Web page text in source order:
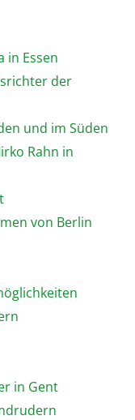
in Essen
der
und im Süden
Rahn in
von Berlin
in Gent